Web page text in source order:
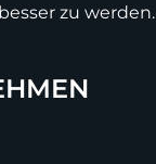
zu werden.